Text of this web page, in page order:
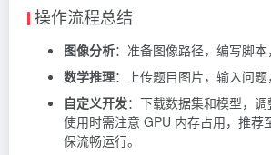
操作流程总结
图像分析：准备图像路径，编写脚本
数学推理：上传题目图片，输入问题
自定义开发：下载数据集和模型，调
使用时需注意 GPU 内存占用，推荐
保流畅运行。